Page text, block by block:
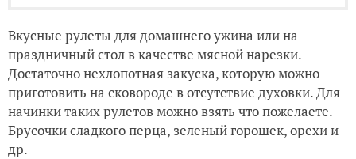
Вкусные рулеты для домашнего ужина или на
праздничный стол в качестве мясной нарезки.
Достаточно нехлопотная закуска, которую можно
приготовить на сковороде в отсутствие духовки. Для
начинки таких рулетов можно взять что пожелаете.
Брусочки сладкого перца, зеленый горошек, орехи и
др.